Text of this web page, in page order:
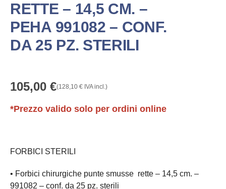
RETTE – 14,5 CM. –
PEHA 991082 – CONF.
DA 25 PZ. STERILI
105,00 €(128,10 € IVA incl.)
*Prezzo valido solo per ordini online
FORBICI STERILI
• Forbici chirurgiche punte smusse rette – 14,5 cm. –
991082 – conf. da 25 pz. sterili